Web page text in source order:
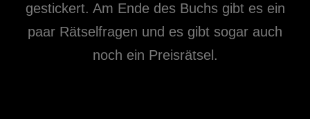
gestickert. Am Ende des Buchs gibt es ein
paar Rätselfragen und es gibt sogar auch
noch ein Preisrätsel.